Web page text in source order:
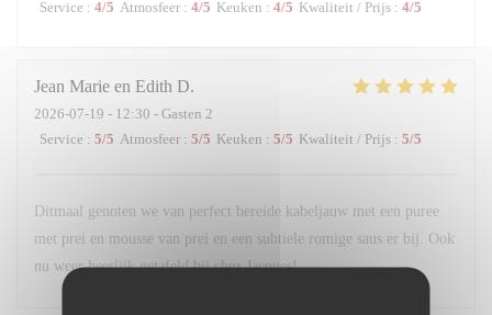
Service : 4/5 Atmosfeer : 4/5 Keuken : 4/5 Kwaliteit / Prijs : 4/5
Jean Marie en Edith D
2026-07-19 - 12:30 - Gasten 2
Service : 5/5 Atmosfeer : 5/5 Keuken : 5/5 Kwaliteit / Prijs : 5/5
Ditmaal genoten we van perfect bereide kabeljauw met een puree
met prei en mousse van prei en een subtiele romige saus er bij. Ook
nu weer heerlijk getafeld bij chez Jacques!